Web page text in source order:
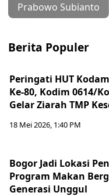
Prabowo Subianto
Berita Populer
Peringati HUT
Ke-80, Kodim 0614/
Gelar Ziarah TMP
18 Mei 2026, 1:40 PM
Bogor Jadi Lokasi
Program Makan
Generasi Unggul